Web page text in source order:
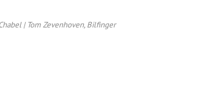
| Tom Zevenhoven, Bilfinger